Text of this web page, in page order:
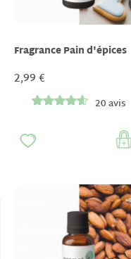
Fragrance Pain d'épices
2,99 €
20 avis